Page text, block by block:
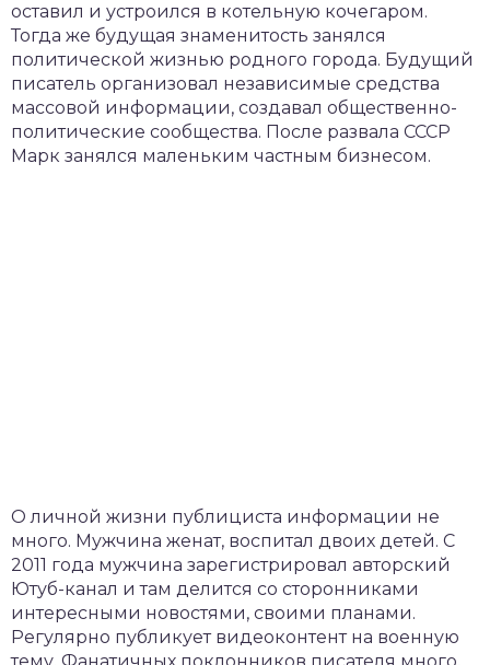
оставил и устроился в котельную кочегаром.
Тогда же будущая знаменитость занялся
политической жизнью родного города. Будущий
писатель организовал независимые средства
массовой информации, создавал общественно-
политические сообщества. После развала СССР
Марк занялся маленьким частным бизнесом.
О личной жизни публициста информации не
много. Мужчина женат, воспитал двоих детей. С
2011 года мужчина зарегистрировал авторский
Ютуб-канал и там делится со сторонниками
интересными новостями, своими планами.
Регулярно публикует видеоконтент на военную